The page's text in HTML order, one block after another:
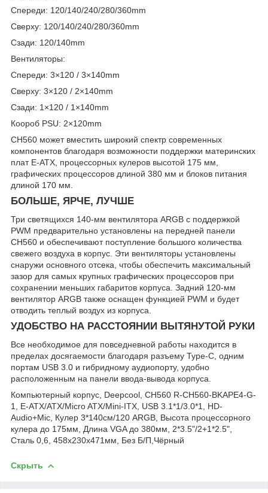
Спереди: 120/140/240/280/360mm
Сверху: 120/140/240/280/360mm
Сзади: 120/140mm
Вентиляторы:
Спереди: 3×120 / 3×140mm
Сверху: 3×120 / 2×140mm
Сзади: 1×120 / 1×140mm
Коороб PSU: 2×120mm
CH560 может вместить широкий спектр современных
компонентов благодаря возможности поддержки материнских
плат E-ATX, процессорных кулеров высотой 175 мм,
графических процессоров длиной 380 мм и блоков питания
длиной 170 мм.
БОЛЬШЕ, ЯРЧЕ, ЛУЧШЕ
Три светящихся 140-мм вентилятора ARGB с поддержкой
PWM предварительно установлены на передней панели
CH560 и обеспечивают поступление большого количества
свежего воздуха в корпус. Эти вентиляторы установлены
снаружи основного отсека, чтобы обеспечить максимальный
зазор для самых крупных графических процессоров при
сохранении меньших габаритов корпуса. Задний 120-мм
вентилятор ARGB также оснащен функцией PWM и будет
отводить теплый воздух из корпуса.
УДОБСТВО НА РАССТОЯНИИ ВЫТЯНУТОЙ РУКИ
Все необходимое для повседневной работы находится в
пределах досягаемости благодаря разъему Type-C, одним
портам USB 3.0 и гибридному аудиопорту, удобно
расположенным на панели ввода-вывода корпуса.
Компьютерный корпус, Deepcool, CH560 R-CH560-BKAPE4-G-
1, E-ATX/ATX/Micro ATX/Mini-ITX, USB 3.1*1/3.0*1, HD-
Audio+Mic, Кулер 3*140см/120 ARGB, Высота процессорного
кулера до 175мм, Длина VGA до 380мм, 2*3.5"/2+1*2.5",
Сталь 0,6, 458х230х471мм, Без Б/П,Чёрный
Скрыть